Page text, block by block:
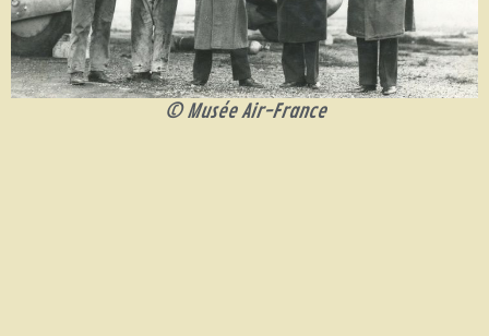
© Musée Air-France